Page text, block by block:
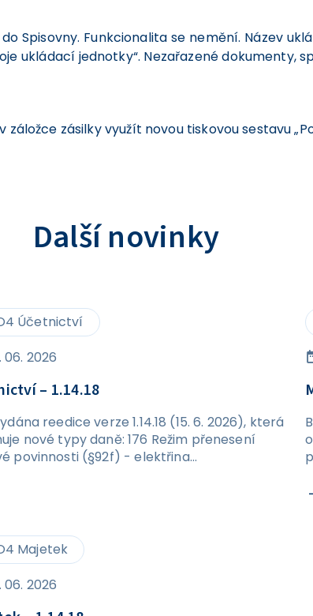
Spisovny. Funkcionalita se nemění. Název
ukládací jednotky“. Nezařazené dokumenty,
zásilky využít novou tiskovou sestavu
Další novinky
Účetnictví
06. 2026
– 1.14.18
reedice verze 1.14.18 (15. 6. 2026), která
nové typy daně: 176 Režim přenesení
povinnosti (§92f) - elektřina
- elektřina
Majetek
06. 2026